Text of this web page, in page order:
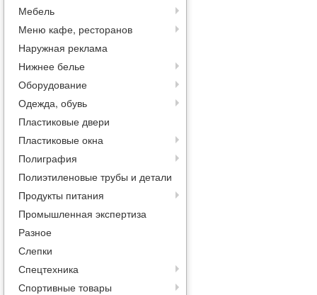
Мебель
Меню кафе, ресторанов
Наружная реклама
Нижнее белье
Оборудование
Одежда, обувь
Пластиковые двери
Пластиковые окна
Полиграфия
Полиэтиленовые трубы и детали
Продукты питания
Промышленная экспертиза
Разное
Слепки
Спецтехника
Спортивные товары